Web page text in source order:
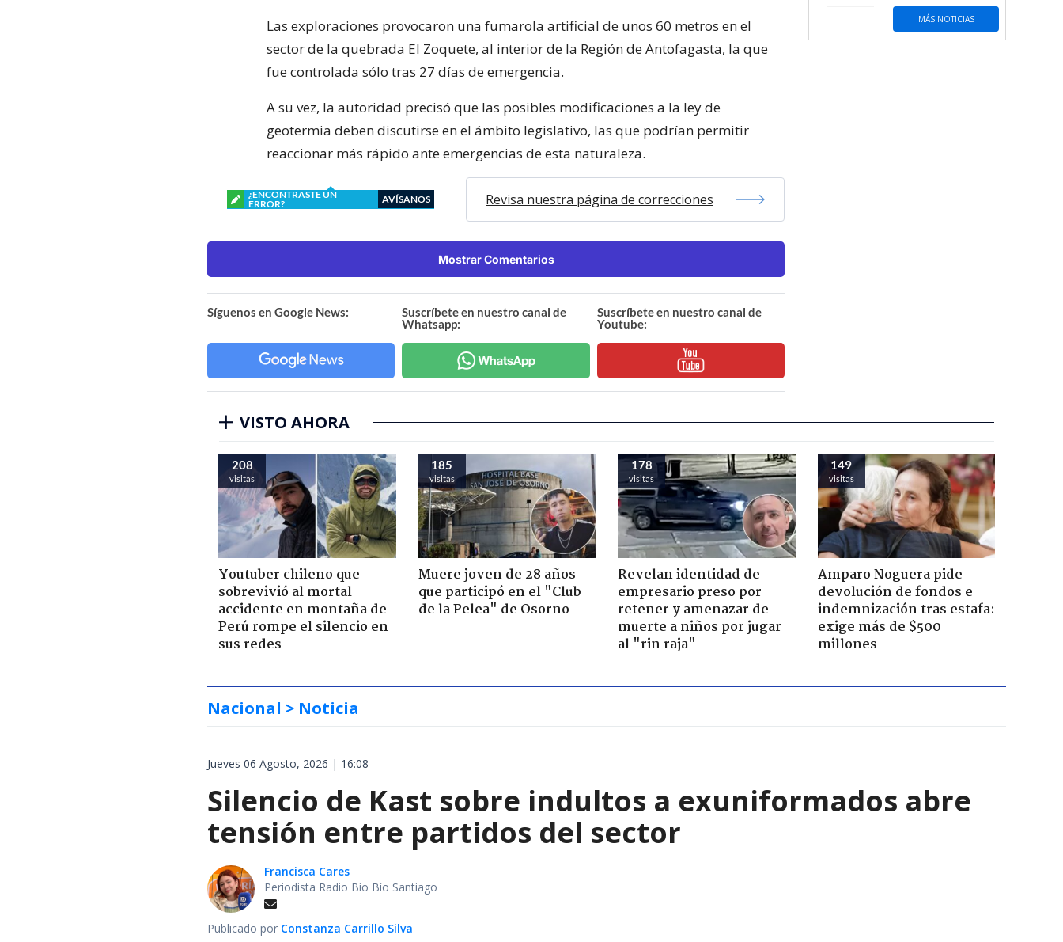
Las exploraciones provocaron una fumarola artificial de unos 60 metros en el
sector de la quebrada El Zoquete, al interior de la Región de Antofagasta, la que
fue controlada sólo tras 27 días de emergencia.
A su vez, la autoridad precisó que las posibles modificaciones a la ley de
geotermia deben discutirse en el ámbito legislativo, las que podrían permitir
reaccionar más rápido ante emergencias de esta naturaleza.
¿ENCONTRASTE UN
ERROR?
AVÍSANOS Revisa nuestra página de correcciones
Mostrar Comentarios
Síguenos en Google News:
Suscríbete en nuestro canal de
Whatsapp:
Suscríbete en nuestro canal de
Youtube:
MÁS NOTICIAS
VISTO AHORA
208
visitas
Youtuber chileno que
sobrevivió al mortal
accidente en montaña de
Perú rompe el silencio en
sus redes
185
visitas
Muere joven de 28 años
que participó en el "Club
de la Pelea" de Osorno
178
visitas
Revelan identidad de
empresario preso por
retener y amenazar de
muerte a niños por jugar
al "rin raja"
149
visitas
Amparo Noguera pide
devolución de fondos e
indemnización tras estafa:
exige más de $500
millones
Nacional > Noticia
Jueves 06 Agosto, 2026 | 16:08
Silencio de Kast sobre indultos a exuniformados abre
tensión entre partidos del sector
Francisca Cares
Periodista Radio Bío Bío Santiago
Publicado por Constanza Carrillo Silva